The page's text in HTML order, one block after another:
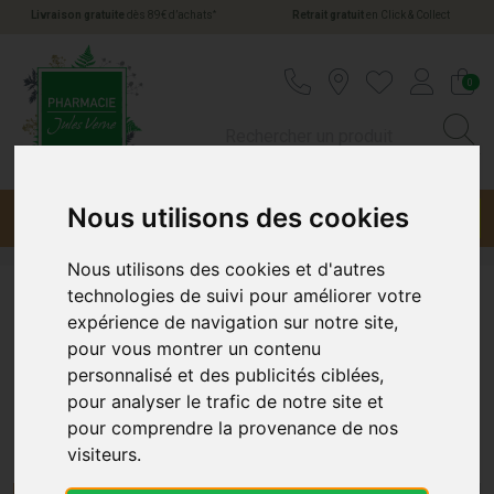
Nous utilisons des cookies
Nous utilisons des cookies et d'autres
technologies de suivi pour améliorer votre
expérience de navigation sur notre site,
pour vous montrer un contenu
personnalisé et des publicités ciblées,
pour analyser le trafic de notre site et
pour comprendre la provenance de nos
visiteurs.
Livraison gratuite dès 89€ d’achats * Retrait gratuiten Click & Collect
0
Menu Promotions
Mycose
Traitements pour Mycose chez
Pharmacie-Jules-Verne.fr
Découvrez Nos Solutions pour les